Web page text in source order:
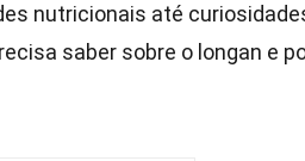
nutricionais até
saber sobre o longan e